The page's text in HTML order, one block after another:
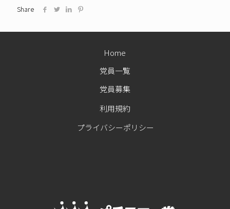
Share
党員一覧
党員募集
利用規約
Home
プライバシーポリシー